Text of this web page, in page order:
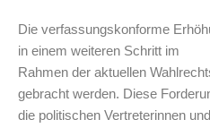
Die verfassungskonforme
in einem weiteren Schritt im
Rahmen der aktuellen
gebracht werden. Diese
die politischen Vertreterinnen